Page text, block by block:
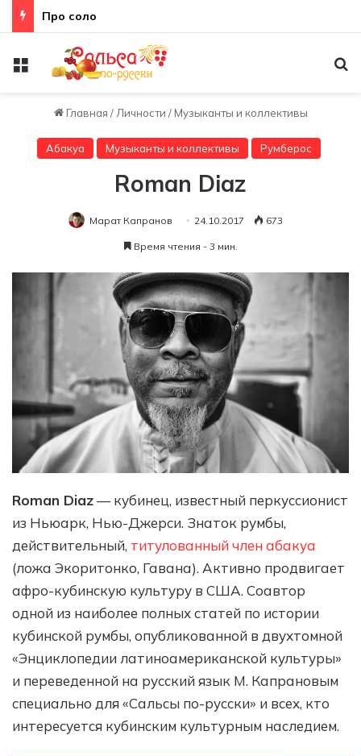
Про соло
Меню
Главная / Личности / Музыканты и коллективы
Абакуа Музыканты и коллективы Румберос
Roman Diaz
Марат Капранов 24.10.2017 673
Время чтения - 3 мин.
Roman Diaz— кубинец, известный перкуссионист
из Ньюарк, Нью-Джерси. Знаток румбы,
действительный, титулованный член абакуа
(ложа Экоритонко, Гавана). Активно продвигает
афро-кубинскую культуру в США. Соавтор
одной из наиболее полных статей по истории
кубинской румбы, опубликованной в двухтомной
«Энциклопедии латиноамериканской культуры»
и переведенной на русский язык М. Капрановым
специально для «Сальсы по-русски» и всех, кто
интересуется кубинским культурным наследием.